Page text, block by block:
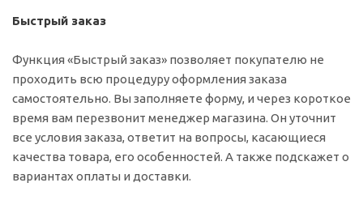
Быстрый заказ
Функция «Быстрый заказ» позволяет покупателю не
проходить всю процедуру оформления заказа
самостоятельно. Вы заполняете форму, и через короткое
время вам перезвонит менеджер магазина. Он уточнит
все условия заказа, ответит на вопросы, касающиеся
качества товара, его особенностей. А также подскажет о
вариантах оплаты и доставки.